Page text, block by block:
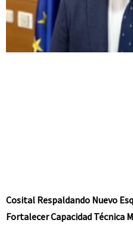
Cosital Respaldando Nuevo
Fortalecer Capacidad Técnica